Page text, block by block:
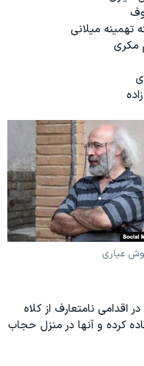
تهمینه میلانی
مکری
عیاری
اقدامی نامتعارف از کلاه
کرده و آنها در منزل حجاب